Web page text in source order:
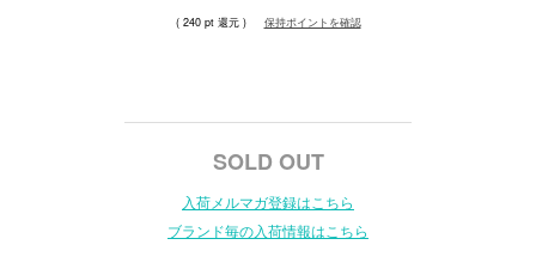
( 240 pt 還元 ) 保持ポイントを確認
SOLD OUT
入荷メルマガ登録はこちら
ブランド毎の入荷情報はこちら